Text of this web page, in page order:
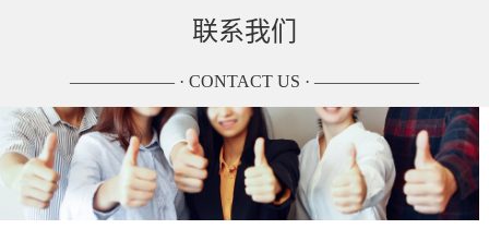
联系我们
—————— · CONTACT US · ——————